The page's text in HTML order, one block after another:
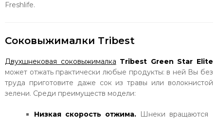
Freshlife.
Соковыжималки Tribest
Двухшнековая соковыжималка Tribest Green Star Elite
может отжать практически любые продукты: в ней Вы без
труда приготовите даже сок из травы или волокнистой
зелени. Среди преимуществ модели:
Низкая скорость отжима. Шнеки вращаются